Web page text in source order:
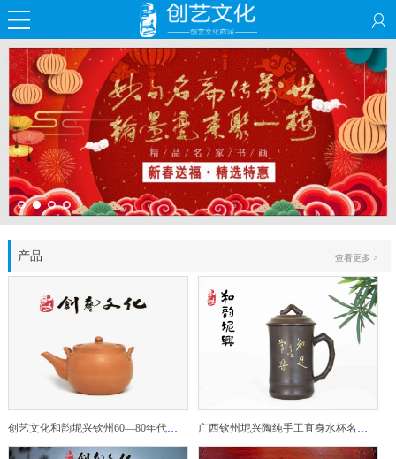
产品 查看更多 >
创艺文化和韵坭兴钦州60—80年代坭兴陶老壶——玉奎壶 广西钦州坭兴陶纯手工直身水杯名家陶瓷大师紫砂建水紫陶